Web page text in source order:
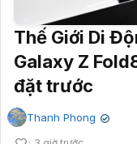
Thế Giới Di
Galaxy Z
đặt trước
Thanh Phong ✔